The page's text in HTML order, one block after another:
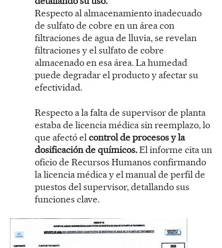
Respecto al almacenamiento inadecuado
de sulfato de cobre en un área con
filtraciones de agua de lluvia, se revelan
filtraciones y el sulfato de cobre
almacenado en esa área. La humedad
puede degradar el producto y afectar su
efectividad.
Respecto a la falta de supervisor de planta
estaba de licencia médica sin reemplazo, lo
que afectó elcontrol de procesos y la
dosificación de químicos.El informe cita un
oficio de Recursos Humanos confirmando
la licencia médica y el manual de perfil de
puestos del supervisor, detallando sus
funciones clave.